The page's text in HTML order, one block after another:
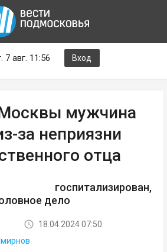
7 авг. 11:56 Вход
мужчина
за неприязни
отца
госпитализирован,
дело
18.04.2024 07:50